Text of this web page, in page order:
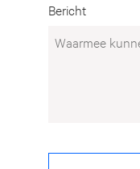
Bericht